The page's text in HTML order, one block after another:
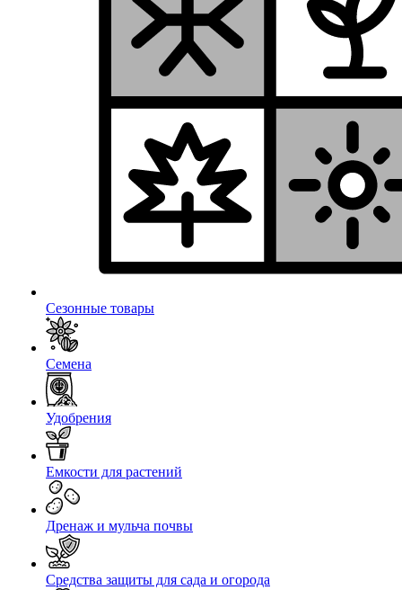
Сезонные товары
Семена
Удобрения
Емкости для растений
Дренаж и мульча почвы
Средства защиты для сада и огорода